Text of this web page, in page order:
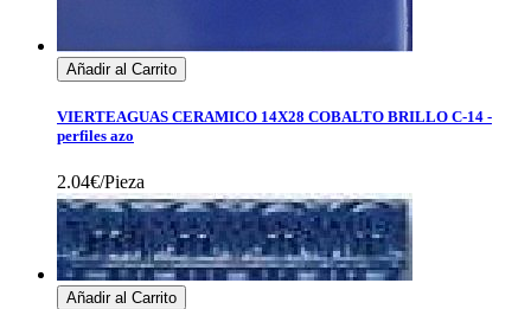
Añadir al Carrito
VIERTEAGUAS CERAMICO 14X28 COBALTO BRILLO C-14 -
perfiles azo
2.04€/Pieza
Añadir al Carrito